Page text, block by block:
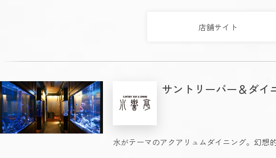
店舗サイト
サントリーバー＆ダイ
水がテーマのアクアリュムダイニング。幻想